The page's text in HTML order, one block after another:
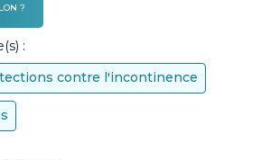
?
:
contre l'incontinence